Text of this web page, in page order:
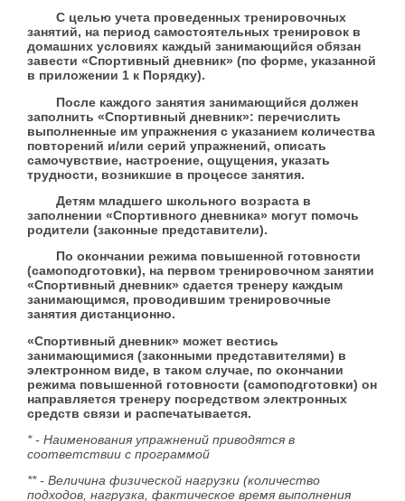
С целью учета проведенных тренировочных
занятий, на период самостоятельных тренировок в
домашних условиях каждый занимающийся обязан
завести «Спортивный дневник» (по форме, указанной
в приложении 1 к Порядку).
После каждого занятия занимающийся должен
заполнить «Спортивный дневник»: перечислить
выполненные им упражнения с указанием количества
повторений и/или серий упражнений, описать
самочувствие, настроение, ощущения, указать
трудности, возникшие в процессе занятия.
Детям младшего школьного возраста в
заполнении «Спортивного дневника» могут помочь
родители (законные представители).
По окончании режима повышенной готовности
(самоподготовки), на первом тренировочном занятии
«Спортивный дневник» сдается тренеру каждым
занимающимся, проводившим тренировочные
занятия дистанционно.
«Спортивный дневник» может вестись
занимающимися (законными представителями) в
электронном виде, в таком случае, по окончании
режима повышенной готовности (самоподготовки) он
направляется тренеру посредством электронных
средств связи и распечатывается.
* - Наименования упражнений приводятся в
соответствии с программой
** - Величина физической нагрузки (количество
подходов, нагрузка, фактическое время выполнения